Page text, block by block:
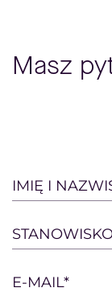
Masz
Please
this
field
empty.
IMIĘ I
E-MAIL*